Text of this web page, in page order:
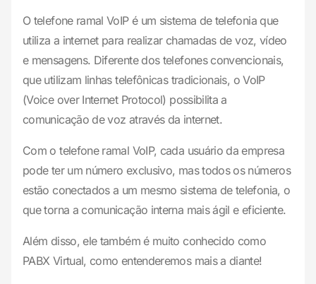
O telefone ramal VoIP é um sistema de telefonia que
utiliza a internet para realizar chamadas de voz, vídeo
e mensagens. Diferente dos telefones convencionais,
que utilizam linhas telefônicas tradicionais, o VoIP
(Voice over Internet Protocol) possibilita a
comunicação de voz através da internet.
Com o telefone ramal VoIP, cada usuário da empresa
pode ter um número exclusivo, mas todos os números
estão conectados a um mesmo sistema de telefonia, o
que torna a comunicação interna mais ágil e eficiente.
Além disso, ele também é muito conhecido como
PABX Virtual, como entenderemos mais a diante!